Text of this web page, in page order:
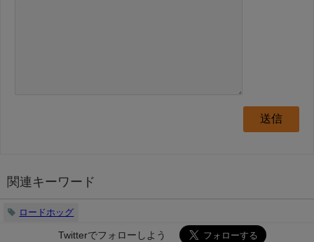
関連キーワード
ロードホッグ
Twitterでフォローしよう